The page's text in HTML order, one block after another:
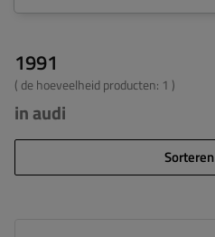
1991
( de hoeveelheid producten: 1 )
in audi
Sorteren